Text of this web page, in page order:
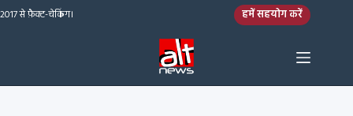
Skip to content
2017 से फ़ैक्ट-चेकिंग। हमें सहयोग करें